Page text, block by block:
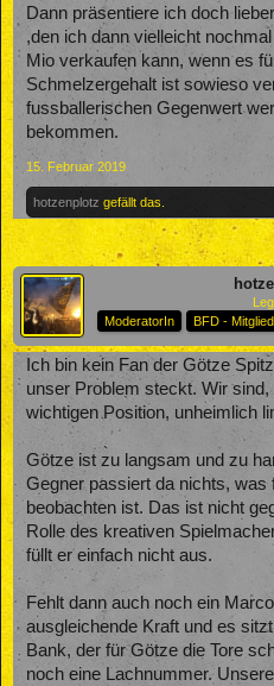
Dann präsentiere ich doch
,den ich dann vielleicht
Mio verkaufen kann, wenn es
Schmelzergehalt ist sowieso
fussballerischen Gegenwert
bekommen.
15. Februar 2019
hotzenplotz gefällt das.
ModeratorIn
BFD - Mitglied
Ich bin kein Fan der Götze
unser Problem steckt. Wir
wichtigen Position, unheimlich
Götze ist zu langsam und zu
Gegner passiert da nichts, was
beobachten ist. Das ist nicht
Rolle des kreativen
füllt er einfach nicht aus.
Fehlt dann auch noch ein
ausgleichende Kraft und es
Bank, der für Götze die Tore
noch eine Lachnummer.